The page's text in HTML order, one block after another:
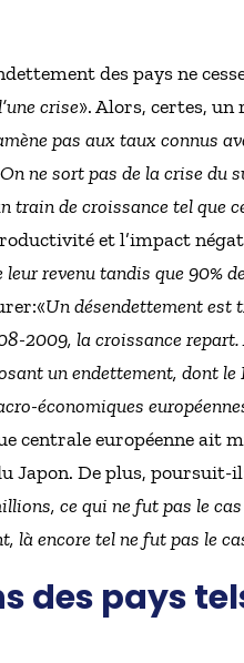
des pays ne
crise». Alors, certes,
pas aux taux connus
ne sort pas de la crise du
de croissance tel que
et l’impact
revenu tandis que 90%
Un désendettement est
2009, la croissance
un endettement, dont le
économiques
centrale européenne ait
Japon. De plus, poursuit-
ce qui ne fut pas le
là encore tel ne fut pas le
des pays